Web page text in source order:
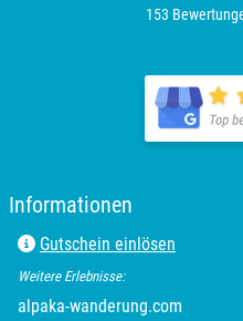
153
Informationen
Gutschein einlösen
Weitere Erlebnisse:
alpaka-wanderung.com
Saarbrücken